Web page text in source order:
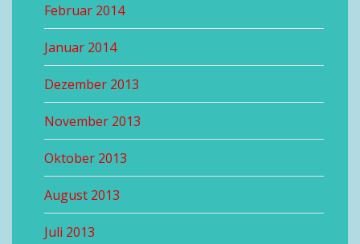
Februar 2014
Januar 2014
Dezember 2013
November 2013
Oktober 2013
August 2013
Juli 2013